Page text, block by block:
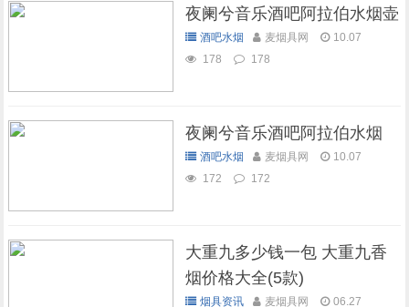
夜阑兮音乐酒吧阿拉伯水烟壶
酒吧水烟 麦烟具网
10.07
178
178
夜阑兮音乐酒吧阿拉伯水烟
酒吧水烟 麦烟具网
10.07
172
172
大重九多少钱一包 大重九香
烟价格大全(5款)
烟具资讯 麦烟具网
06.27